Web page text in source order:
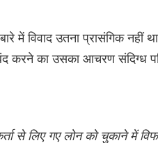
में विवाद उतना प्रासंगिक
करने का उसका आचरण संदिग्ध
से लिए गए लोन को चुकाने में